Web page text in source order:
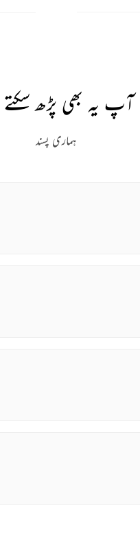
آپ یہ بھی پڑھ سکتے
ہماری پسند